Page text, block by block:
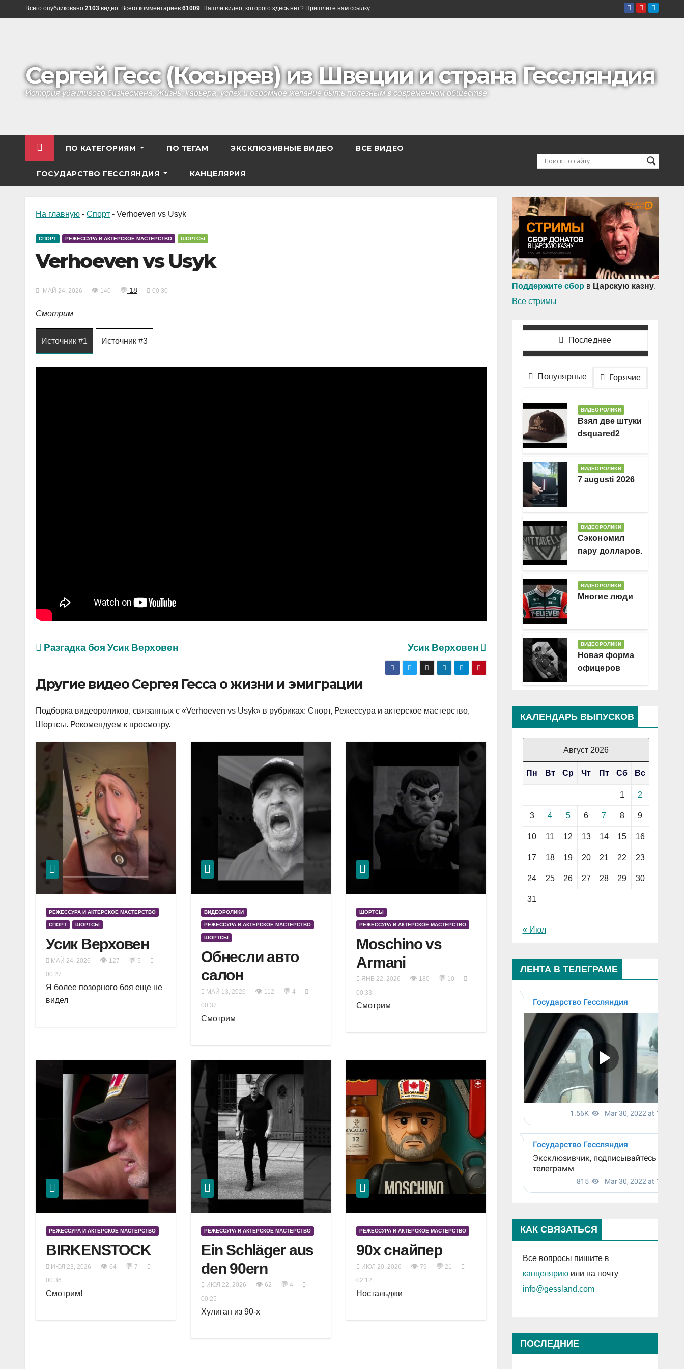
ПерейтиВсего опубликовано 2103 видео. Всего комментариев 61009. Нашли видео, которого здесь нет? Пришлите нам ссылку
Сергей Гесс (Косырев) из Швеции и страна Гессляндия
История удачливого бизнесмена. Жизнь, карьера, успех и огромное желание быть полезным в современном обществе
ПО КАТЕГОРИЯМ ПО ТЕГАМ ЭКСКЛЮЗИВНЫЕ ВИДЕО ВСЕ ВИДЕО
ГОСУДАРСТВО ГЕССЛЯНДИЯ КАНЦЕЛЯРИЯ
На главную - Спорт - Verhoeven vs Usyk
СПОРТ РЕЖЕССУРА И АКТЕРСКОЕ МАСТЕРСТВО ШОРТСЫ
Verhoeven vs Usyk
МАЙ 24, 2026 👁 140 💬 18 00:30
Смотрим
Источник #1 Источник #3
Усик Верховен
Разгадка боя Усик Верховен
Другие видео Сергея Гесса о жизни и эмиграции
Подборка видеороликов, связанных с «Verhoeven vs Usyk» в рубриках: Спорт, Режессура и актерское мастерство,
Шортсы. Рекомендуем к просмотру.
РЕЖЕССУРА И АКТЕРСКОЕ МАСТЕРСТВО
СПОРТ ШОРТСЫ
Усик Верховен
МАЙ 24, 2026 👁 127 💬 5
00:27
Я более позорного боя еще не
видел
ВИДЕОРОЛИКИ
РЕЖЕССУРА И АКТЕРСКОЕ МАСТЕРСТВО
ШОРТСЫ
Обнесли авто
салон
МАЙ 13, 2026 👁 112 💬 4
00:37
Смотрим
ШОРТСЫ
РЕЖЕССУРА И АКТЕРСКОЕ МАСТЕРСТВО
Moschino vs
Armani
ЯНВ 22, 2026 👁 180 💬 10
00:33
Смотрим
РЕЖЕССУРА И АКТЕРСКОЕ МАСТЕРСТВО
BIRKENSTOCK
ИЮЛ 23, 2026 👁 64 💬 7
00:36
Смотрим!
РЕЖЕССУРА И АКТЕРСКОЕ МАСТЕРСТВО
Ein Schläger aus
den 90ern
ИЮЛ 22, 2026 👁 62 💬 4
00:25
Хулиган из 90-х
РЕЖЕССУРА И АКТЕРСКОЕ МАСТЕРСТВО
90х снайпер
ИЮЛ 20, 2026 👁 79 💬 21
02:12
Ностальджи
Поддержите сбор в Царскую казну.
Все стримы
Последнее
Популярные Горячие
ВИДЕОРОЛИКИ
Взял две штуки
dsquared2
ВИДЕОРОЛИКИ
7 augusti 2026
ВИДЕОРОЛИКИ
Сэкономил
пару долларов.
ВИДЕОРОЛИКИ
Многие люди
ВИДЕОРОЛИКИ
Новая форма
офицеров
КАЛЕНДАРЬ ВЫПУСКОВ
Август 2026
Пн Вт Ср Чт Пт Сб Вс
1 2
3 4 5 6 7 8 9
10 11 12 13 14 15 16
17 18 19 20 21 22 23
24 25 26 27 28 29 30
31
« Июл
ЛЕНТА В ТЕЛЕГРАМЕ
КАК СВЯЗАТЬСЯ
Все вопросы пишите в
канцеляриюили на почту
info@gessland.com
ПОСЛЕДНИЕ